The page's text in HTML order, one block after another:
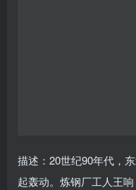
描述：20世纪90年代，
起轰动。炼钢厂工人王